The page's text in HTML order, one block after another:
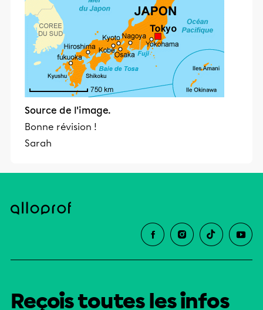
Source de l'image.
Bonne révision !
Sarah
Reçois toutes les infos